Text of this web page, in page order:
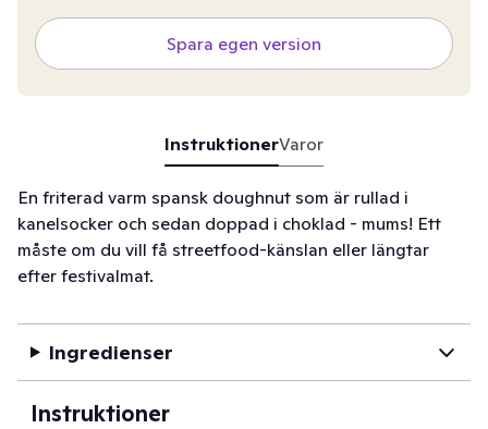
Spara egen version
InstruktionerVaror
En friterad varm spansk doughnut som är rullad i
kanelsocker och sedan doppad i choklad - mums! Ett
måste om du vill få streetfood-känslan eller längtar
efter festivalmat.
Ingredienser
Instruktioner